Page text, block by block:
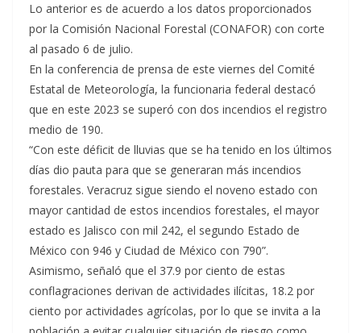
Lo anterior es de acuerdo a los datos proporcionados
por la Comisión Nacional Forestal (CONAFOR) con corte
al pasado 6 de julio.
En la conferencia de prensa de este viernes del Comité
Estatal de Meteorología, la funcionaria federal destacó
que en este 2023 se superó con dos incendios el registro
medio de 190.
“Con este déficit de lluvias que se ha tenido en los últimos
días dio pauta para que se generaran más incendios
forestales. Veracruz sigue siendo el noveno estado con
mayor cantidad de estos incendios forestales, el mayor
estado es Jalisco con mil 242, el segundo Estado de
México con 946 y Ciudad de México con 790”.
Asimismo, señaló que el 37.9 por ciento de estas
conflagraciones derivan de actividades ilícitas, 18.2 por
ciento por actividades agrícolas, por lo que se invita a la